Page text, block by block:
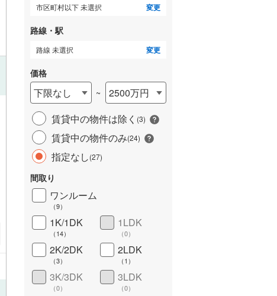
市区町村以下 未選択 変更
路線・駅
路線 未選択 変更
価格
下限なし ~
2500万円
賃貸中の物件は除く (3)
賃貸中の物件のみ(24)
指定なし(27)
間取り
ワンルーム
（9）
1K/1DK
（14）
1LDK
（0）
2K/2DK
（3）
2LDK
（1 ）
3K/3DK
（0）
3LDK
（0）
ワイドバルコニー